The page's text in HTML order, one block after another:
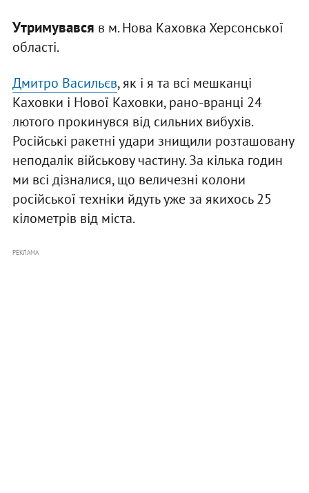
Утримувався в м. Нова Каховка Херсонської
області.
Дмитро Васильєв, як і я та всі мешканці
Каховки і Нової Каховки, рано-вранці 24
лютого прокинувся від сильних вибухів.
Російські ракетні удари знищили розташовану
неподалік військову частину. За кілька годин
ми всі дізналися, що величезні колони
російської техніки йдуть уже за якихось 25
кілометрів від міста.
РЕКЛАМА